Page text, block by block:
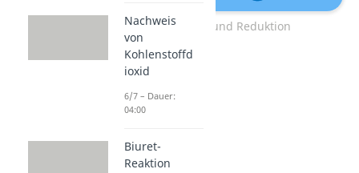
Oxidation und Reduktion
Nachweis
von
Kohlenstoffd
ioxid
6/7 – Dauer:
04:00
Biuret-
Reaktion